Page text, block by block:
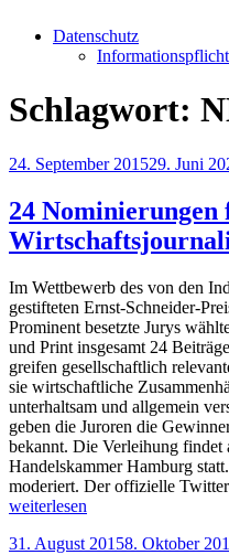
Datenschutz
Schlagwort:
Veröffentlicht
24. September 201529. Juni
24 Nominierungen
Im Wettbewerb des von den
gestifteten Ernst-Schneider-
Prominent besetzte Jurys
und Print insgesamt 24
greifen gesellschaftlich
sie wirtschaftliche
unterhaltsam und allgemein
geben die Juroren die
bekannt. Die Verleihung findet
Handelskammer Hamburg
moderiert. Der offizielle
„24
für
weiterlesen
Veröffentlicht
31. August 20158. Oktober